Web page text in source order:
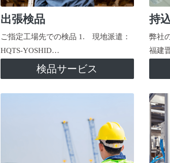
出張検品
ご指定工場先での検品 1. 現地派遣：
HQTS-YOSHID…
検品サービス
持
弊社
福建